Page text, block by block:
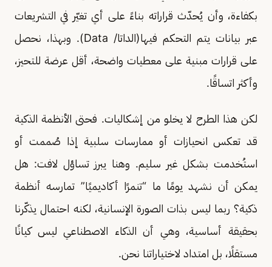
بكفاءة، وأن يُحدّث قراراته بناءً على أي تغيّر في التشريعات
عبر بيانات يتم التحكم فيها(الداتا/ Data). وبهذا، نحصل
على قرارات مبنية على معطيات واضحة، أقل عرضة للتحيز،
وأكثر اتساقًا.
لكن هذا الطرح لا يخلو من إشكاليات. فحتى الأنظمة الذكية
قد تعكس انحيازات أو ممارسات سلبية إذا صُممت أو
استُخدمت بشكل غير سليم. وهنا يبرز تساؤل لافت: هل
يمكن أن نشهد يومًا ما “تنمرًا أكاديميًا” تمارسه أنظمة
ذكية؟ ربما ليس بذات الصورة الإنسانية، لكنه احتمال يذكّرنا
بحقيقة أساسية، وهي أن الذكاء الاصطناعي ليس كيانًا
مستقلًا، بل امتداد لاختياراتنا نحن.